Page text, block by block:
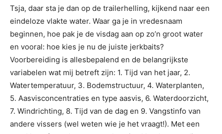
Tsja, daar sta je dan op de trailerhelling, kijkend naar een
eindeloze vlakte water. Waar ga je in vredesnaam
beginnen, hoe pak je de visdag aan op zo’n groot water
en vooral: hoe kies je nu de juiste jerkbaits?
Voorbereiding is allesbepalend en de belangrijkste
variabelen wat mij betreft zijn: 1. Tijd van het jaar, 2.
Watertemperatuur, 3. Bodemstructuur, 4. Waterplanten,
5. Aasvisconcentraties en type aasvis, 6. Waterdoorzicht,
7. Windrichting, 8. Tijd van de dag en 9. Vangstinfo van
andere vissers (wel weten wie je het vraagt!). Met een